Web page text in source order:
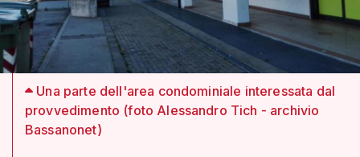
Una parte dell'area condominiale interessata dal
provvedimento (foto Alessandro Tich - archivio
Bassanonet)